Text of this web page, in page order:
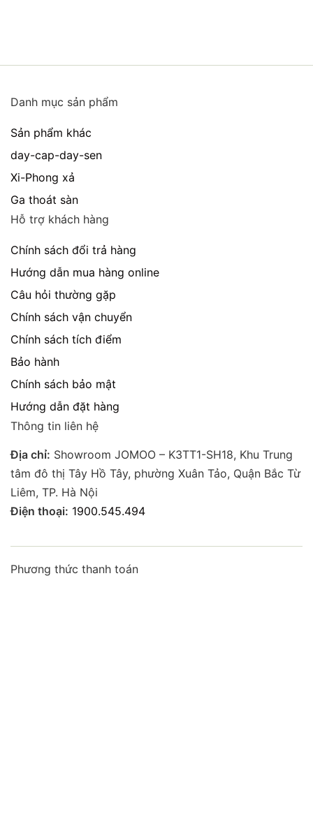
Danh mục sản phẩm
Sản phẩm khác
day-cap-day-sen
Xi-Phong xả
Ga thoát sàn
Hỗ trợ khách hàng
Chính sách đổi trả hàng
Hướng dẫn mua hàng online
Câu hỏi thường gặp
Chính sách vận chuyển
Chính sách tích điểm
Bảo hành
Chính sách bảo mật
Hướng dẫn đặt hàng
Thông tin liên hệ
Địa chỉ: Showroom JOMOO – K3TT1-SH18, Khu Trung
tâm đô thị Tây Hồ Tây, phường Xuân Tảo, Quận Bắc Từ
Liêm, TP. Hà Nội
Điện thoại: 1900.545.494
Phương thức thanh toán